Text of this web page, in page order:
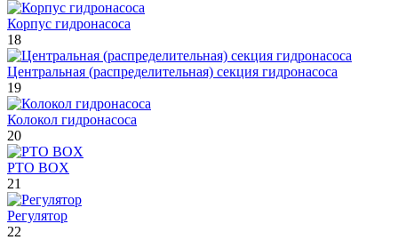
Корпус гидронасоса
18
Центральная (распределительная) секция гидронасоса
19
Колокол гидронасоса
20
PTO BOX
21
Регулятор
22